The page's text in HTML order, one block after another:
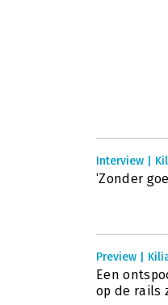
Interview |
‘Zonder
Preview |
Een
op de rails